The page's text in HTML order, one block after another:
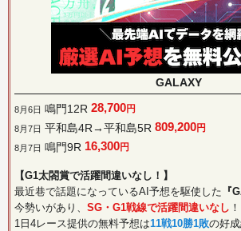
GALAXY
8月6日 鳴門12R 28,700円
8月7日 平和島4R→平和島5R 809,200円
8月7日 鳴門9R 16,300円
【G1太閤賞で活躍間違いなし！】
最近巷で話題になっているAI予想を駆使した 『
今勢いがあり、 SG・G1戦線で活躍間違いなし ！
1日4レース提供の無料予想は11戦10勝1敗の好成